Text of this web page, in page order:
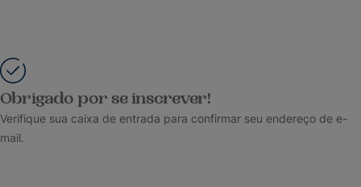
Obrigado por se inscrever!
Verifique sua caixa de entrada para confirmar seu endereço de e-
mail.